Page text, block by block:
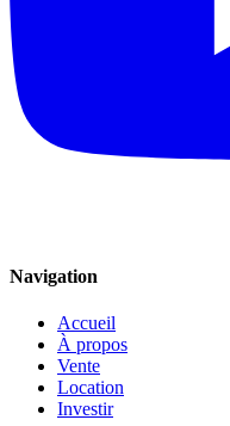
Navigation
Accueil
À propos
Vente
Location
Investir